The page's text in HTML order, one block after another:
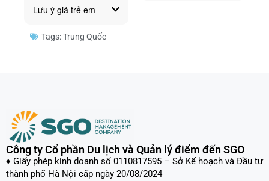
Lưu ý giá trẻ em
Tags:Trung Quốc
Công ty Cổ phần Du lịch và Quản lý điểm đến SGO
♦ Giấy phép kinh doanh số 0110817595 – Sở Kế hoạch và Đầu tư
thành phố Hà Nội cấp ngày 20/08/2024